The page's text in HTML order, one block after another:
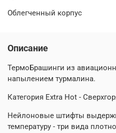
Облегченный корпус
Описание
ТермоБрашинги из
напылением турмалина.
Категория Extra Hot -
Нейлоновые штифты
температуру - три вида